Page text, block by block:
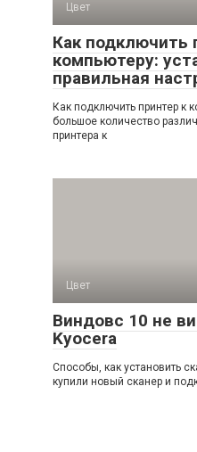
Цвет
Как подключить
компьютеру:
правильная
Как подключить принтер к
большое количество
принтера к
Цвет
Виндовс 10 не
Kyocera
Способы, как установить
купили новый сканер и